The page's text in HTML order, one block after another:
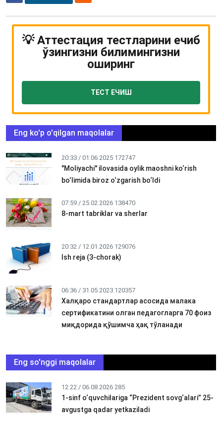
💡 Аттестация тестларини ечиб
ўзингизни билимингизни
оширинг
ТЕСТ ЕЧИШ
Eng ko'p o'qilgan maqolalar
20:33 / 01.06.2025 172747
"Moliyachi" ilovasida oylik maoshni ko‘rish
bo‘limida biroz o‘zgarish bo‘ldi
07:59 / 25.02.2026 138470
8-mart tabriklar va sherlar
20:32 / 12.01.2026 129076
Ish reja (3-chorak)
06:36 / 31.05.2023 120357
Халқаро стандартлар асосида малака
сертификатини олган педагогларга 70 фоиз
миқдорида қўшимча ҳақ тўланади
Eng so'nggi maqolalar
12:22 / 06.08.2026 285
1-sinf o‘quvchilariga “Prezident sovg‘alari” 25-
avgustga qadar yetkaziladi